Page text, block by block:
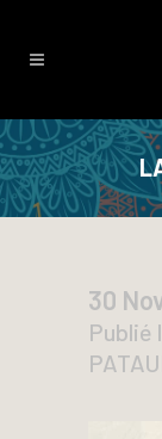
30
Publié